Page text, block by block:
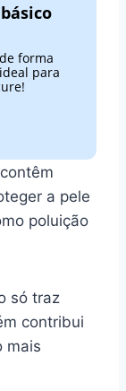
forma
para
a pele
poluição
só traz
contribui
mais